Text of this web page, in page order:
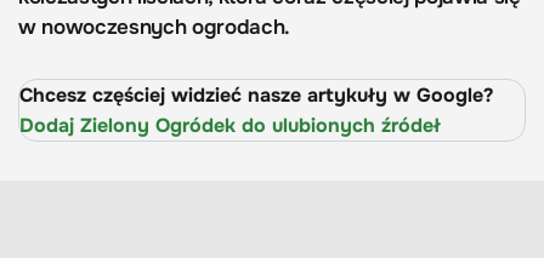
w nowoczesnych ogrodach.
Chcesz częściej widzieć nasze artykuły w Google?
Dodaj Zielony Ogródek do ulubionych źródeł